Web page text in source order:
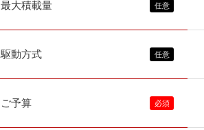
最大積載量
駆動方式
ご予算